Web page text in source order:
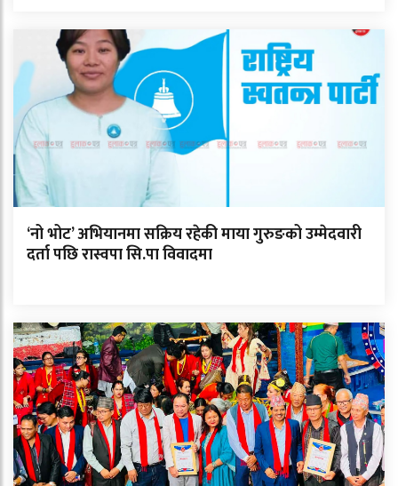
‘नो भोट’ अभियानमा सक्रिय रहेकी माया गुरुङको उम्मेदवारी
दर्ता पछि रास्वपा सि.पा विवादमा